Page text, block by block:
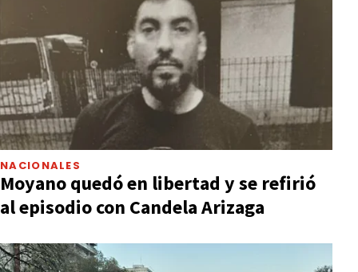
NACIONALES
Moyano quedó en libertad y se refirió
al episodio con Candela Arizaga